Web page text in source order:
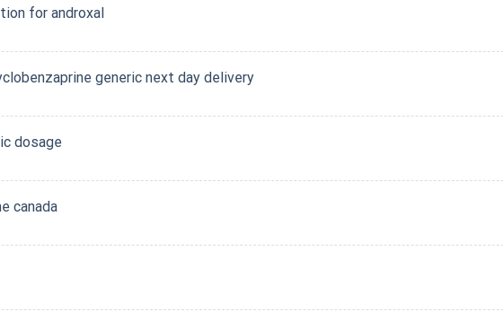
for androxal
generic next day delivery
dosage
canada